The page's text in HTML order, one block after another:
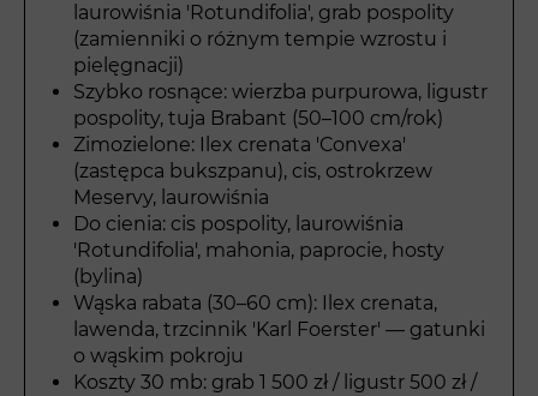
laurowiśnia 'Rotundifolia', grab pospolity
(zamienniki o różnym tempie wzrostu i
pielęgnacji)
Szybko rosnące: wierzba purpurowa, ligustr
pospolity, tuja Brabant (50–100 cm/rok)
Zimozielone: Ilex crenata 'Convexa'
(zastępca bukszpanu), cis, ostrokrzew
Meservy, laurowiśnia
Do cienia: cis pospolity, laurowiśnia
'Rotundifolia', mahonia, paprocie, hosty
(bylina)
Wąska rabata (30–60 cm): Ilex crenata,
lawenda, trzcinnik 'Karl Foerster' — gatunki
o wąskim pokroju
Koszty 30 mb: grab 1 500 zł / ligustr 500 zł /